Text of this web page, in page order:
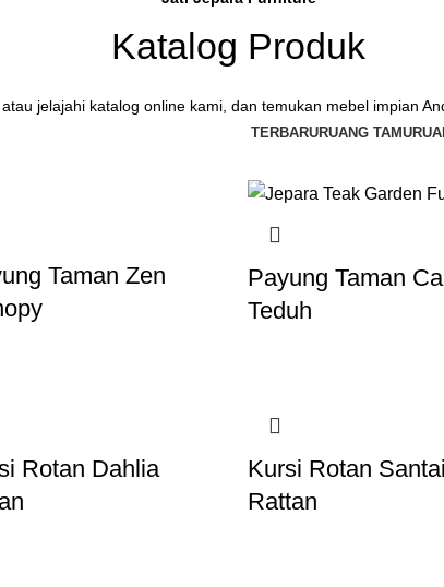
Katalog Produk
jelajahi katalog online kami, dan temukan mebel impian
TERBARURUANG TAMU
Taman Zen
Payung Taman
Teduh
Rotan Dahlia
Kursi Rotan Santai
Rattan